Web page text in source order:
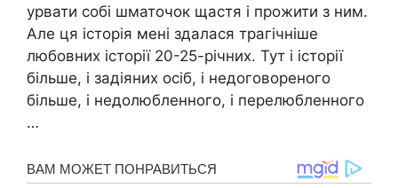
урвати собі шматочок щастя і прожити з ним.
Але ця історія мені здалася трагічніше
любовних історії 20-25-річних. Тут і історії
більше, і задіяних осіб, і недоговореного
більше, і недолюбленного, і перелюбленного
…